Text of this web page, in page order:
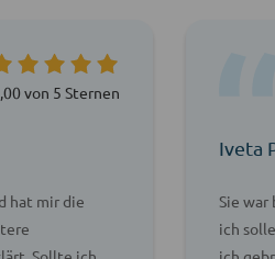
von 5 Sternen
hat mir die
Iveta
Sie
ich